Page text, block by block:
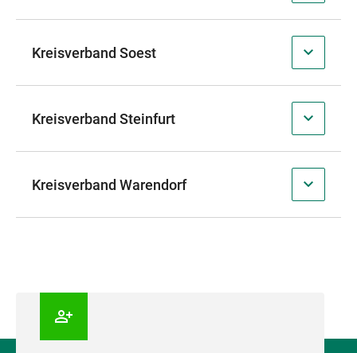
Kreisverband Soest
Kreisverband Steinfurt
Kreisverband Warendorf